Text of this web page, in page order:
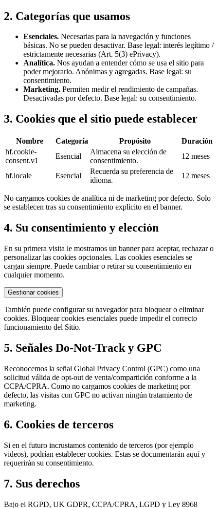
2. Categorías que usamos
Esenciales. Necesarias para la navegación y funciones
básicas. No se pueden desactivar. Base legal: interés legítimo /
estrictamente necesarias (Art. 5(3) ePrivacy).
Analítica. Nos ayudan a entender cómo se usa el sitio para
poder mejorarlo. Anónimas y agregadas. Base legal: su
consentimiento.
Marketing. Permiten medir el rendimiento de campañas.
Desactivadas por defecto. Base legal: su consentimiento.
3. Cookies que el sitio puede establecer
Nombre Categoría Propósito
Duración
hf.cookie-
consent.v1
Esencial
Almacena su elección de
consentimiento.
12 meses
hf.locale Esencial
Recuerda su preferencia de
idioma.
12 meses
No cargamos cookies de analítica ni de marketing por defecto. Solo
se establecen tras su consentimiento explícito en el banner.
4. Su consentimiento y elección
En su primera visita le mostramos un banner para aceptar, rechazar o
personalizar las cookies opcionales. Las cookies esenciales se
cargan siempre. Puede cambiar o retirar su consentimiento en
cualquier momento.
Gestionar cookies
También puede configurar su navegador para bloquear o eliminar
cookies. Bloquear cookies esenciales puede impedir el correcto
funcionamiento del Sitio.
5. Señales Do-Not-Track y GPC
Reconocemos la señal Global Privacy Control (GPC) como una
solicitud válida de opt-out de venta/compartición conforme a la
CCPA/CPRA. Como no cargamos cookies de marketing por
defecto, las visitas con GPC no activan ningún tratamiento de
marketing.
6. Cookies de terceros
Si en el futuro incrustamos contenido de terceros (por ejemplo
videos), podrían establecer cookies. Estas se documentarán aquí y
requerirán su consentimiento.
7. Sus derechos
Bajo el RGPD, UK GDPR, CCPA/CPRA, LGPD y Ley 8968